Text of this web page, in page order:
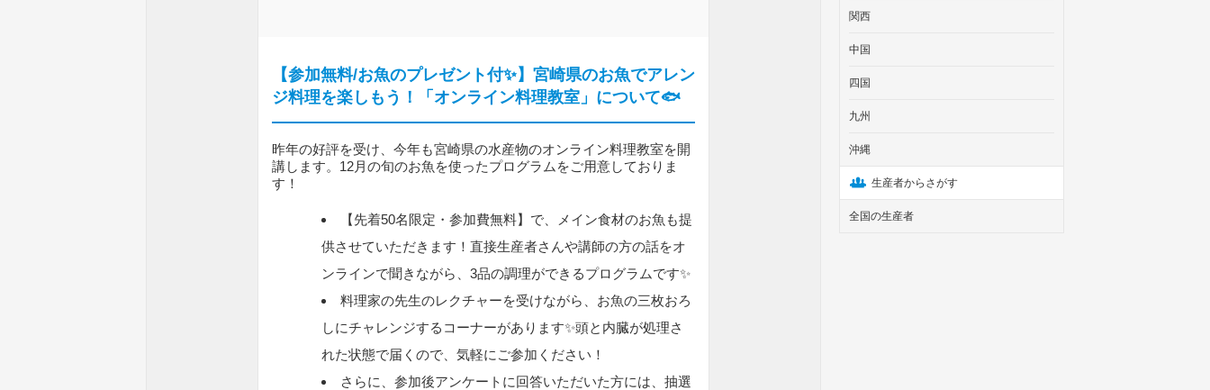
【参加無料/お魚のプレゼント付✨】宮崎県のお魚でアレン
ジ料理を楽しもう！「オンライン料理教室」について🐟
昨年の好評を受け、今年も宮崎県の水産物のオンライン料理教室を開
講します。12月の旬のお魚を使ったプログラムをご用意しておりま
す！
【先着50名限定・参加費無料】で、メイン食材のお魚も提
供させていただきます！直接生産者さんや講師の方の話をオ
ンラインで聞きながら、3品の調理ができるプログラムです✨
料理家の先生のレクチャーを受けながら、お魚の三枚おろ
しにチャレンジするコーナーがあります✨頭と内臓が処理さ
れた状態で届くので、気軽にご参加ください！
さらに、参加後アンケートに回答いただいた方には、抽選
関西
中国
四国
九州
沖縄
生産者からさがす
全国の生産者